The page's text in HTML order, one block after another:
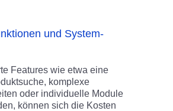
und System-
Features wie etwa eine
komplexe
oder individuelle Module
können sich die Kosten